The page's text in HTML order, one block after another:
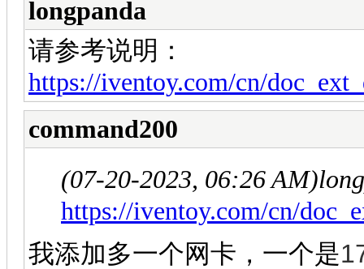
longpanda
请参考说明：
https://iventoy.com/cn/
command200
(07-20-2023, 06:26 AM)
https://iventoy.com/cn/
我添加多一个网卡，一个是